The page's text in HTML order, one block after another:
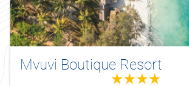
Mvuvi Boutique Resort
4.0